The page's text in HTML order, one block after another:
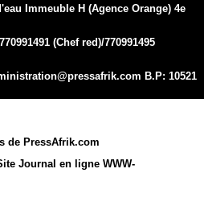
Immeuble H (Agence Orange) 4e
(Chef red)/770991495
B.P: 10521
de PressAfrik.com
Journal en ligne WWW-